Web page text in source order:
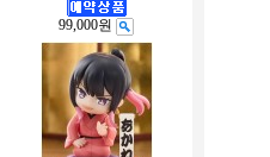
99,000원